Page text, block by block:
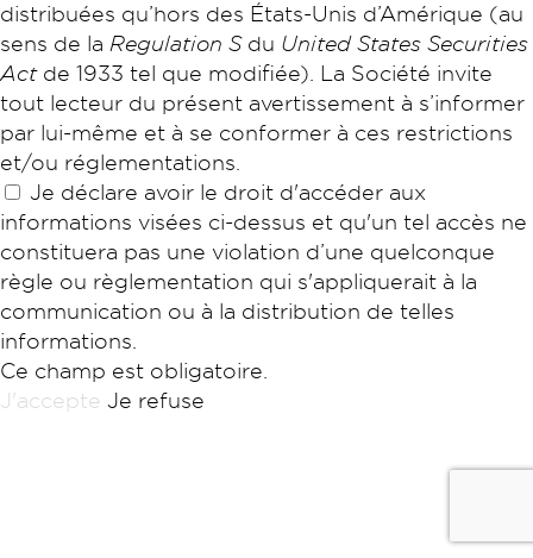
Nous contacter
distribuées qu’hors des États-Unis d’Amérique (au
sens de la Regulation Sdu United States Securities
Actde 1933 tel que modifiée). La Société invite
tout lecteur du présent avertissement à s’informer
par lui-même et à se conformer à ces restrictions
et/ou réglementations.
Je déclare avoir le droit d'accéder aux
informations visées ci-dessus et qu'un tel accès ne
constituera pas une violation d’une quelconque
règle ou règlementation qui s'appliquerait à la
communication ou à la distribution de telles
informations.
Ce champ est obligatoire.
J'accepte Je refuse